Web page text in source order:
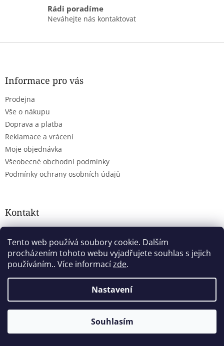
Tento web používá soubory cookie. Dalším
procházením tohoto webu vyjadřujete souhlas s jejich
používáním.. Více informacízde.
Nastavení
Souhlasím
u
Rádi poradíme
Neváhejte nás kontaktovat
Z
Informace pro vás
Prodejna
Vše o nákupu
Doprava a platba
Reklamace a vrácení
Moje objednávka
Všeobecné obchodní podmínky
Podmínky ochrany osobních údajů
Kontakt
777 203 193
Sledujte nás na facebooku
alkoholovyshop
Přijímáme online platby